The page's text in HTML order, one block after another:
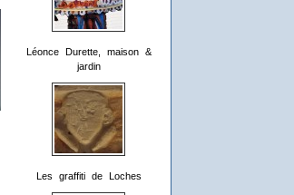
Léonce Durette, maison &
jardin
Les graffiti de Loches